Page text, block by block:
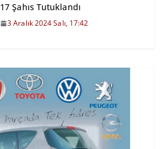
17 Şahıs Tutuklandı
3 Aralık 2024 Salı, 17:42